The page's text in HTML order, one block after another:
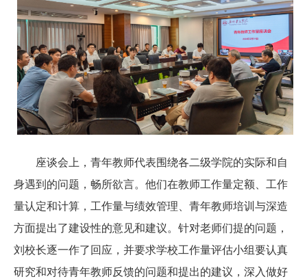
座谈会上，青年教师代表围绕各二级学院的实际和自
身遇到的问题，畅所欲言。他们在教师工作量定额、工作
量认定和计算，工作量与绩效管理、青年教师培训与深造
方面提出了建设性的意见和建议。针对老师们提的问题，
刘校长逐一作了回应，并要求学校工作量评估小组要认真
研究和对待青年教师反馈的问题和提出的建议，深入做好